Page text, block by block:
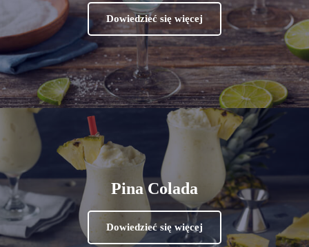
Dowiedzieć się więcej
Pina Colada
Dowiedzieć się więcej